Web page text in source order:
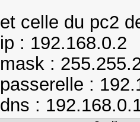
et celle du pc2
ip : 192.168.0.2
mask :
passerelle :
dns :